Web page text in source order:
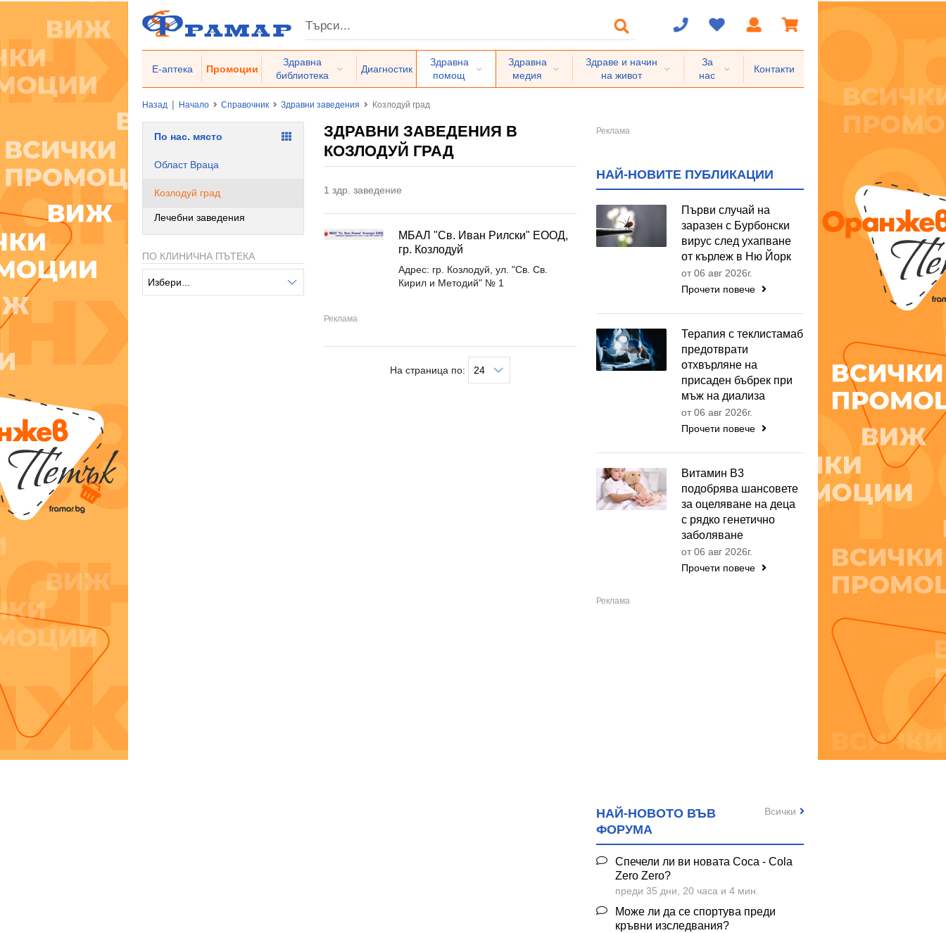
Е-аптека Промоции
Здравна
библиотека
Диагностик
Здравна
помощ
Здравна
медия
Здраве и начин
на живот
За
нас
Контакти
Назад | Начало Справочник Здравни заведения Козлодуй град
ЗДРАВНИ ЗАВЕДЕНИЯ В
КОЗЛОДУЙ ГРАД
1 здр. заведение
МБАЛ "Св. Иван Рилски" ЕООД,
гр. Козлодуй
Адрес: гр. Козлодуй, ул. "Св. Св.
Кирил и Методий" № 1
На страница по:
По нас. място
Област Враца
Козлодуй град
Лечебни заведения
ПО КЛИНИЧНА ПЪТЕКА
НАЙ-НОВИТЕ ПУБЛИКАЦИИ
Първи случай на
заразен с Бурбонски
вирус след ухапване
от кърлеж в Ню Йорк
от 06 авг 2026г.
Прочети повече
Терапия с теклистамаб
предотврати
отхвърляне на
присаден бъбрек при
мъж на диализа
от 06 авг 2026г.
Прочети повече
Витамин B3
подобрява шансовете
за оцеляване на деца
с рядко генетично
заболяване
от 06 авг 2026г.
Прочети повече
НАЙ-НОВОТО ВЪВ
ФОРУМА
Спечели ли ви новата Coca - Cola
Zero Zero?
преди 35 дни, 20 часа и 4 мин.
Може ли да се спортува преди
кръвни изследвания?
Всички